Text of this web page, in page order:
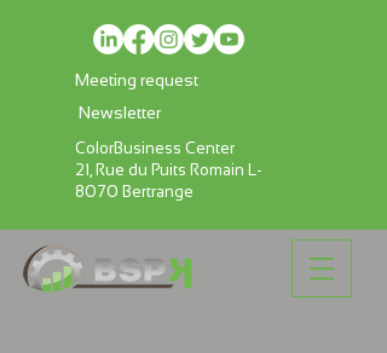
Meeting request
Newsletter
ColorBusiness Center
21, Rue du Puits Romain L-
8070 Bertrange